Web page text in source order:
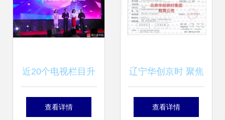
近20个电视栏目升
级改版 珠海广播影
查看详情
辽宁华创京时 聚焦
广播电视节目制作
查看详情